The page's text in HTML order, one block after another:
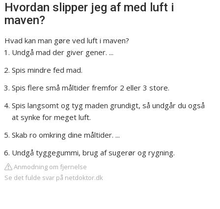
Hvordan slipper jeg af med luft i
maven?
Hvad kan man gøre ved luft i maven?
Undgå mad der giver gener. ...
Spis mindre fed mad.
Spis flere små måltider fremfor 2 eller 3 store.
Spis langsomt og tyg maden grundigt, så undgår du også
at synke for meget luft.
Skab ro omkring dine måltider. ...
Undgå tyggegummi, brug af sugerør og rygning.
Anmodning om fjernelse
Se det fulde svar på netdoktor.dk